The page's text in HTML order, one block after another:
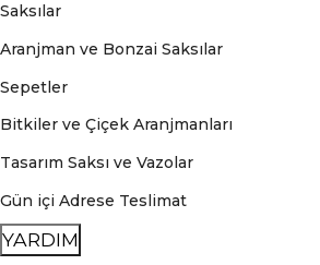
Saksılar
Aranjman ve Bonzai Saksılar
Sepetler
Bitkiler ve Çiçek Aranjmanları
Tasarım Saksı ve Vazolar
Gün içi Adrese Teslimat
YARDIM